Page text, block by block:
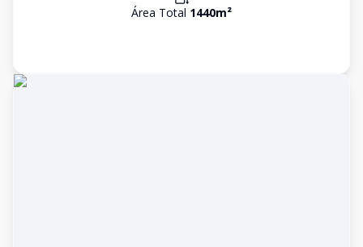
Área Total 1440m²